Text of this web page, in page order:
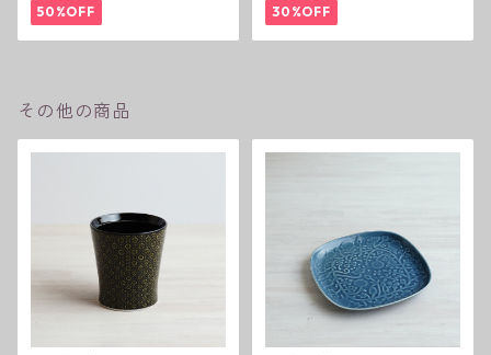
50%OFF 30%OFF
その他の商品